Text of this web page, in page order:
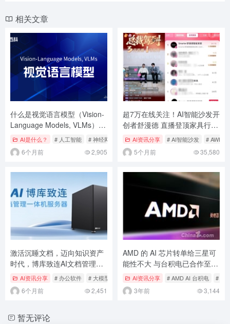
相关文章
什么是视觉语言模型（Vision-
Language Models, VLMs） –
AI百科知识
AI是什么？ # 人工智能 # 神经网络 # 自然语言
6个月前 2,905
超7万在线关注！AI智能沙发开
创者舒漫德 直播登顶家具行业
榜首 引投资招商热潮
AI资讯分享 # AI智能沙发 # AWE展
5个月前 35,580
激活沉睡文档，迈向知识资产
时代，博库致连AI文档管理一
体机破解传统NAS困局
AI资讯分享 # 办公软件 # 大模型 # 文章搜索 核心标签 AI文档管理 NAS存储
6个月前 2,451
AMD 的 AI 芯片转单给三星可
能性不大 与台积电已合作至
2nm 制程
AI资讯分享 # AMD AI 台积电 # 三
3年前 3,144
暂无评论